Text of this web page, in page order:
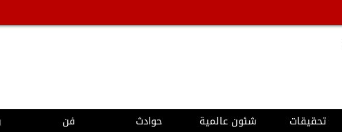
تحقيقات شئون عالمية حوادث فن